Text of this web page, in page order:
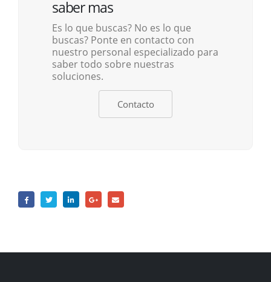
saber mas
Es lo que buscas? No es lo que
buscas? Ponte en contacto con
nuestro personal especializado para
saber todo sobre nuestras
soluciones.
Contacto